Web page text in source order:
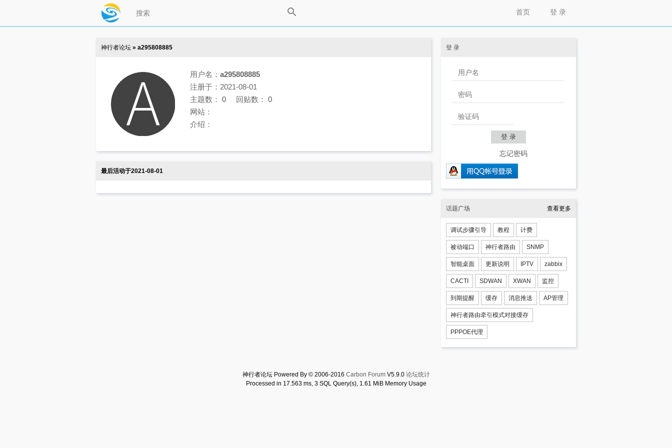
登 录
首页
神行者论坛 » a295808885
用户名： a295808885
注册于：2021-08-01
主题数： 0 回贴数： 0
网站：
介绍：
最后活动于2021-08-01
登 录
忘记密码
话题广场 查看更多
调试步骤引导 教程 计费
被动端口 神行者路由 SNMP
智能桌面 更新说明 IPTV zabbix
CACTI SDWAN XWAN 监控
到期提醒 缓存 消息推送 AP管理
神行者路由牵引模式对接缓存
PPPOE代理
神行者论坛 Powered By © 2006-2016 Carbon ForumV5.9.0 论坛统计
Processed in 17.563 ms, 3 SQL Query(s), 1.61 MiB Memory Usage